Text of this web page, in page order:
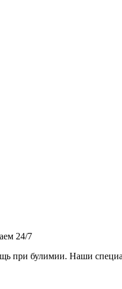
24/7
при булимии. Наши